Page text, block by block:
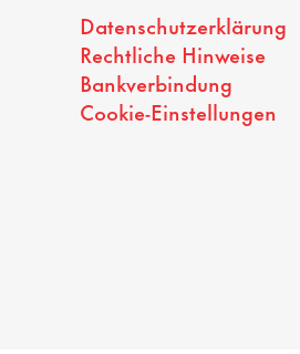
Datenschutzerklärung
Rechtliche Hinweise
Bankverbindung
Cookie-Einstellungen